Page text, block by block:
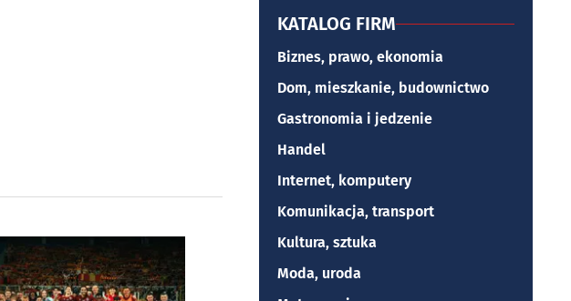
KATALOG FIRM
Biznes, prawo, ekonomia
Dom, mieszkanie, budownictwo
Gastronomia i jedzenie
Handel
Internet, komputery
Komunikacja, transport
Kultura, sztuka
Moda, uroda